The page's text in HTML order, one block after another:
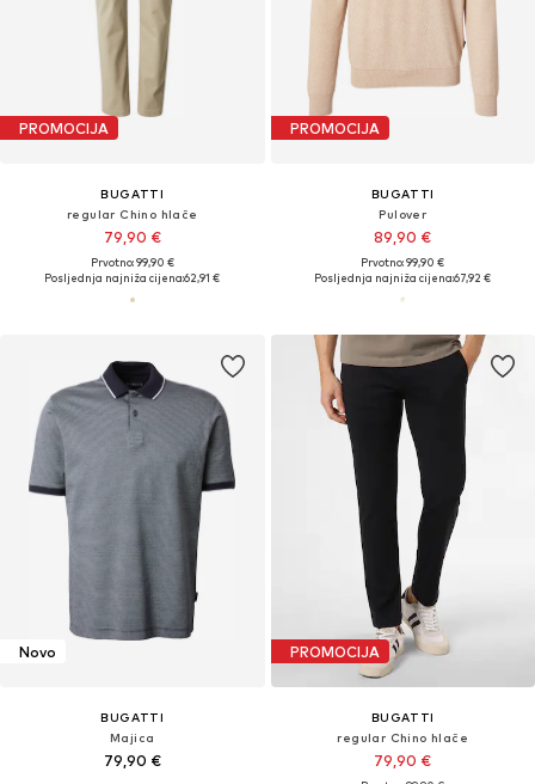
PROMOCIJA
BUGATTI
regular Chino hlače
79,90 €
Prvotno: 99,90 €
Posljednja najniža cijena:62,91 €
PROMOCIJA
BUGATTI
Pulover
89,90 €
Prvotno: 99,90 €
Posljednja najniža cijena:67,92 €
Novo
BUGATTI
Majica
79,90 €
PROMOCIJA
BUGATTI
regular Chino hlače
79,90 €